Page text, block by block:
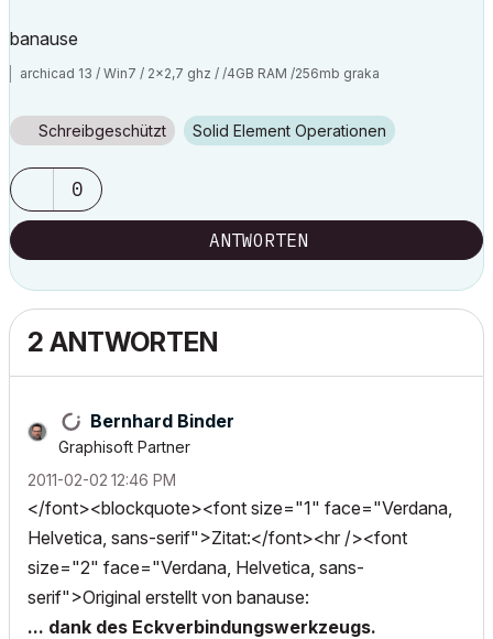
banause
archicad 13 / Win7 / 2x2,7 ghz / /4GB RAM /256mb graka
Schreibgeschützt Solid Element Operationen
0
ANTWORTEN
2 ANTWORTEN
Bernhard Binder
Graphisoft Partner
‎2011-02-02 12:46 PM
</font><blockquote><font size="1" face="Verdana,
Helvetica, sans-serif">Zitat:</font><hr /><font
size="2" face="Verdana, Helvetica, sans-
serif">Original erstellt von banause:
... dank des Eckverbindungswerkzeugs.